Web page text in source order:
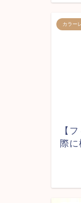
カラー
【
際に